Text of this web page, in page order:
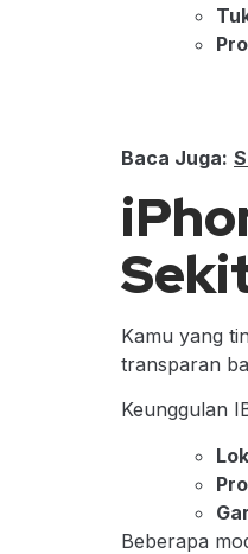
Baca Juga:
Kamu yang
transparan
Keunggulan
Beberapa